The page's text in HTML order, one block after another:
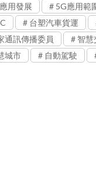
用發展
5G應用範
台塑汽車貨運
通訊傳播委員
智慧
城市
自動駕駛